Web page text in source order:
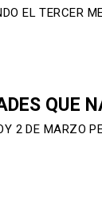
EL TERCER
QUE
2 DE MARZO